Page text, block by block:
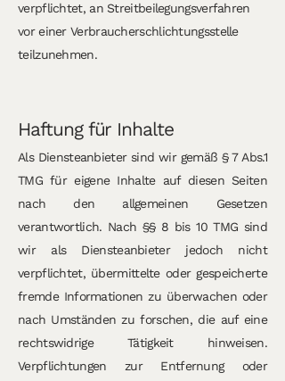
verpflichtet, an Streitbeilegungsverfahren
vor einer Verbraucherschlichtungsstelle
teilzunehmen.
Haftung für Inhalte
Als Diensteanbieter sind wir gemäß § 7 Abs.1
TMG für eigene Inhalte auf diesen Seiten
nach den allgemeinen Gesetzen
verantwortlich. Nach §§ 8 bis 10 TMG sind
wir als Diensteanbieter jedoch nicht
verpflichtet, übermittelte oder gespeicherte
fremde Informationen zu überwachen oder
nach Umständen zu forschen, die auf eine
rechtswidrige Tätigkeit hinweisen.
Verpflichtungen zur Entfernung oder